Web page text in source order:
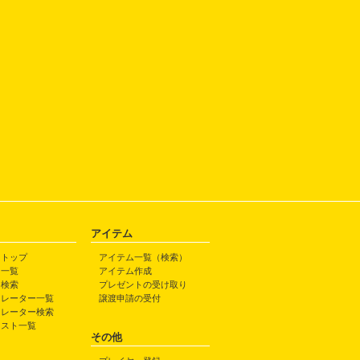
ップ
覧
索
ーター一覧
ーター検索
ト一覧
アイテム
アイテム一覧（検索）
アイテム作成
プレゼントの受け取り
譲渡申請の受付
その他